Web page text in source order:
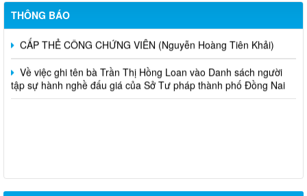
THÔNG BÁO
CẤP LẠI THẺ CÔNG CHỨNG VIÊN (Dương Anh Dũng)
CẤP THẺ CÔNG CHỨNG VIÊN (Nguyễn Hoàng Tiên Khải)
Về việc ghi tên bà Trần Thị Hồng Loan vào Danh sách người
tập sự hành nghề đấu giá của Sở Tư pháp thành phố Đồng Nai